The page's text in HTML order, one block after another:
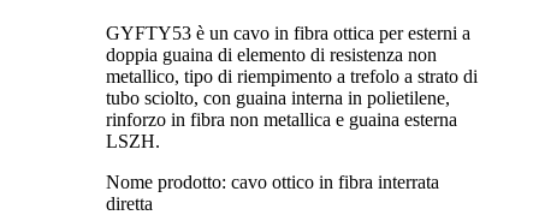
GYFTY53 è un cavo in fibra ottica per esterni a
doppia guaina di elemento di resistenza non
metallico, tipo di riempimento a trefolo a strato di
tubo sciolto, con guaina interna in polietilene,
rinforzo in fibra non metallica e guaina esterna
LSZH.
Nome prodotto: cavo ottico in fibra interrata
diretta